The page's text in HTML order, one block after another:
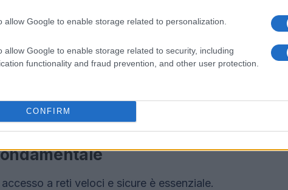
allow Google to enable storage related to personalization.
allow Google to enable storage related to security, including
functionality and fraud prevention, and other user protection.
CONFIRM
FiberCop ha raggiunto circa 6.000 comuni
a più di
che utilizzano la tecnologia Ftth (Fiber To
con la maggiore copertura Ftth? Trieste,
il 60%! Chi di voi vive in queste città?
a reti veloci e sicure è essenziale.